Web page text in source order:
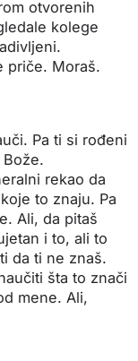
otvorenih
kolege
priče. Moraš.
Pa ti si rođeni
rekao da
to znaju. Pa
Ali, da pitaš
i to, ali to
da ti ne znaš.
šta to znači
mene. Ali,